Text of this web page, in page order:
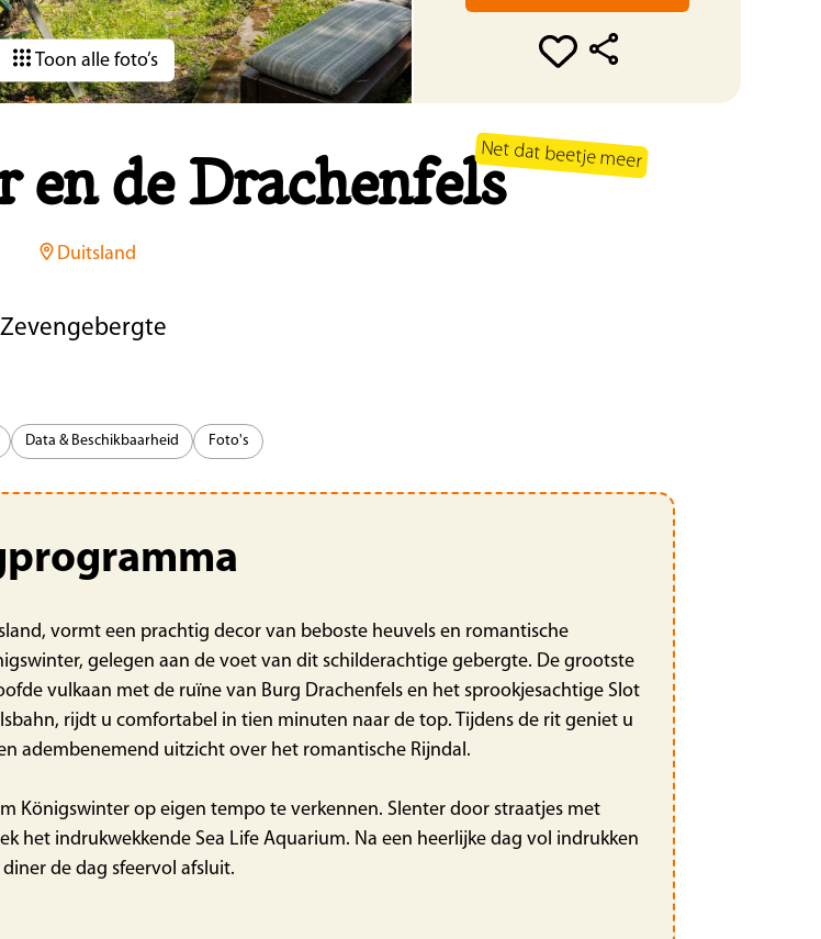
Toon alle foto’s
Net dat beetje meer
en de Drachenfels
Duitsland
Zevengebergte
Data & Beschikbaarheid Foto's
vormt een prachtig decor van beboste heuvels en romantische
gelegen aan de voet van dit schilderachtige gebergte. De grootste
vulkaan met de ruïne van Burg Drachenfels en het sprookjesachtige Slot
rijdt u comfortabel in tien minuten naar de top. Tijdens de rit geniet u
adembenemend uitzicht over het romantische Rijndal.
Königswinter op eigen tempo te verkennen. Slenter door straatjes met
het indrukwekkende Sea Life Aquarium. Na een heerlijke dag vol indrukken
de dag sfeervol afsluit.